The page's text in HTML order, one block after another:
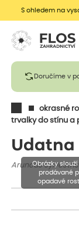
S ohledem na
Doručíme v
okrasné
trvalky do stínu a
Udatna
Aruncus sylvestris
Obrázky
prodávané
opadavé
Rostliny